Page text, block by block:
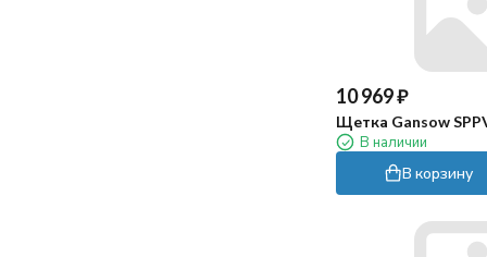
10 969₽
Щетка Gansow
В наличии
В корзину